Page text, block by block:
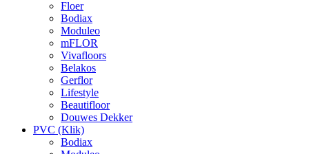
Floer
Bodiax
Moduleo
mFLOR
Vivafloors
Belakos
Gerflor
Lifestyle
Beautifloor
Douwes Dekker
PVC (Klik)
Bodiax